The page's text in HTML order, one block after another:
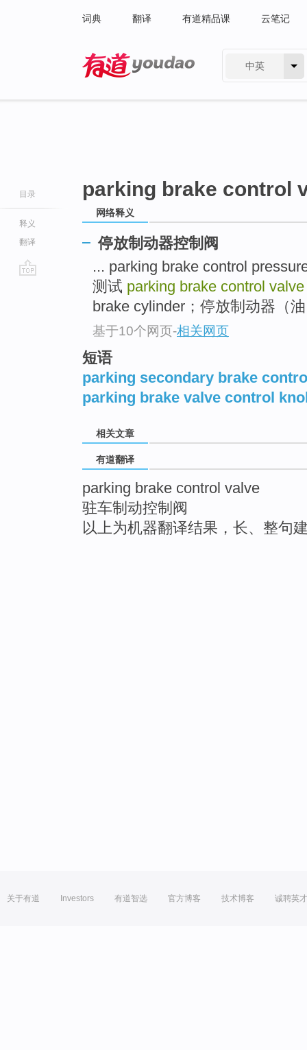
词典 翻译 有道精品课 云笔记
中英
目录
释义
翻译
parking brake control
网络释义
停放制动器控制阀
... parking brake control
测试 parking brake control valve
brake cylinder；停放制动器（
基于10个网页-相关网页
短语
parking secondary brake
parking brake valve control
相关文章
有道翻译
parking brake control valve
驻车制动控制阀
以上为机器翻译结果，长、整句
关于有道 Investors 有道智选 官方博客 技术博客 诚聘英才